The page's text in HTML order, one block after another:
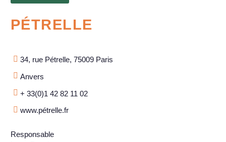
PÉTRELLE
34, rue Pétrelle, 75009 Paris
Anvers
+ 33(0)1 42 82 11 02
www.pétrelle.fr
Responsable